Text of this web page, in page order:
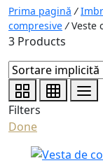
Prima pagină /
compresive /Veste
3 Products
Filters
Done